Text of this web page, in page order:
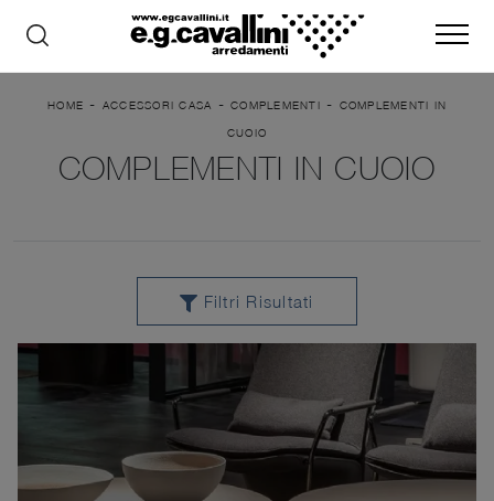
HOME - ACCESSORI CASA - COMPLEMENTI - COMPLEMENTI IN
CUOIO
COMPLEMENTI IN CUOIO
Filtri Risultati